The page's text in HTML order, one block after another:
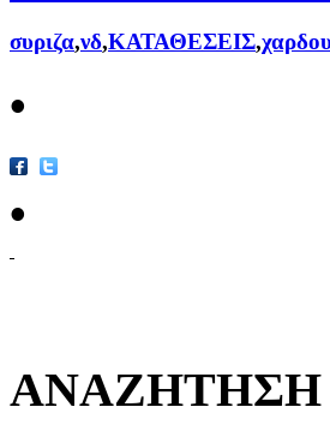
συριζα,νδ,ΚΑΤΑΘΕΣΕΙΣ,
•
•
ΑΝΑΖΗΤΗΣΗ